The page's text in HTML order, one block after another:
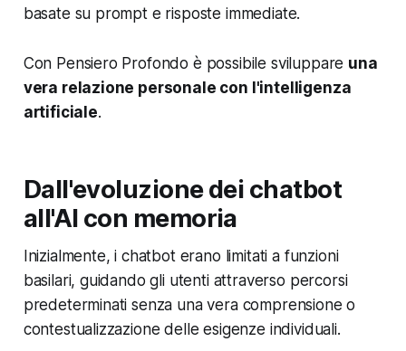
basate su prompt e risposte immediate.
Con Pensiero Profondo è possibile sviluppare una
vera relazione personale con l'intelligenza
artificiale.
Dall'evoluzione dei chatbot
all'AI con memoria
Inizialmente, i chatbot erano limitati a funzioni
basilari, guidando gli utenti attraverso percorsi
predeterminati senza una vera comprensione o
contestualizzazione delle esigenze individuali.